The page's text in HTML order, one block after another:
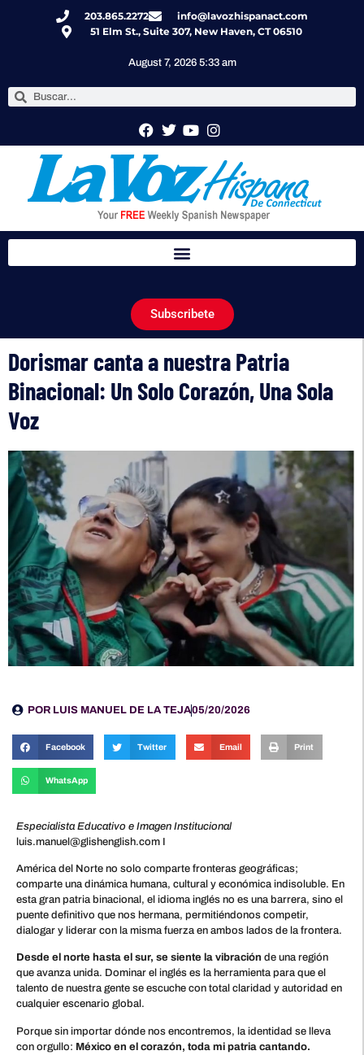
203.865.2272
info@lavozhispanact.com
51 Elm St., Suite 307, New Haven, CT 06510
August 7, 2026 5:33 am
Subscribete
Dorismar canta a nuestra Patria
Binacional: Un Solo Corazón, Una Sola
Voz
POR LUIS MANUEL DE LA TEJA05/20/2026
Facebook Twitter Email Print
WhatsApp
Especialista Educativo e Imagen Institucional
luis.manuel@glishenglish.com I
América del Norte no solo comparte fronteras geográficas;
comparte una dinámica humana, cultural y económica indisoluble. En
esta gran patria binacional, el idioma inglés no es una barrera, sino el
puente definitivo que nos hermana, permitiéndonos competir,
dialogar y liderar con la misma fuerza en ambos lados de la frontera.
Desde el norte hasta el sur, se siente la vibración de una región
que avanza unida. Dominar el inglés es la herramienta para que el
talento de nuestra gente se escuche con total claridad y autoridad en
cualquier escenario global.
Porque sin importar dónde nos encontremos, la identidad se lleva
con orgullo: México en el corazón, toda mi patria cantando.